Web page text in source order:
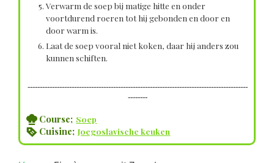
Verwarm de soep bij matige hitte en onder
voortdurend roeren tot hij gebonden en door en
door warm is.
Laat de soep vooral niet koken, daar hij anders zou
kunnen schiften.
------------------------------------------------------------------------------------------
--------
Course; Soep
Cuisine; Joegoslavische keuken